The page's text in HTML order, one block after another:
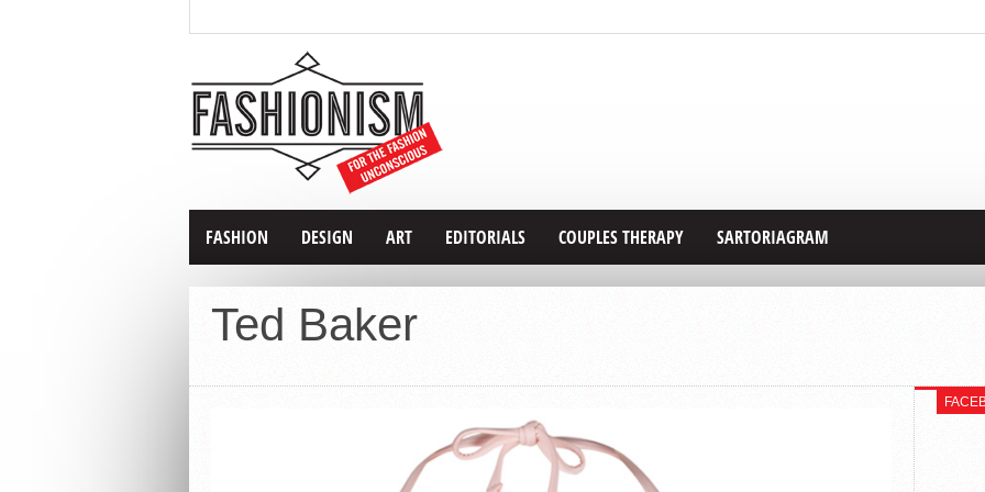
FASHION DESIGN ART EDITORIALS COUPLES THERAPY SARTORIAGRAM
Ted Baker